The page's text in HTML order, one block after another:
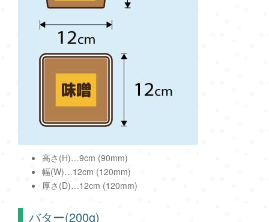
高さ(H)…9cm (90mm)
幅(W)…12cm (120mm)
厚さ(D)…12cm (120mm)
バター(200g)